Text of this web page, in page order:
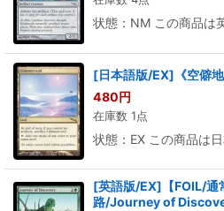
状態：NM この商品は
[日本語版/EX]《空僻
480円
在庫数 1点
状態：EX この商品は日
[英語版/EX]【FOIL/通
路/Journey of